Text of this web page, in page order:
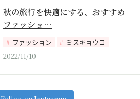
秋の旅行を快適にする、おすすめ
ファッショ…
ファッション
ミスキョウコ
2022/11/10